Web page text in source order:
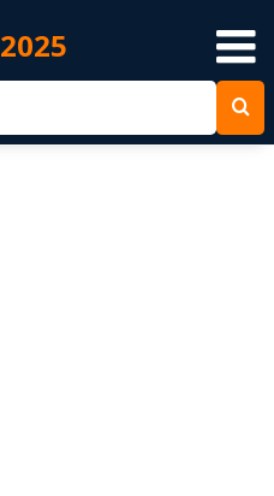
2025